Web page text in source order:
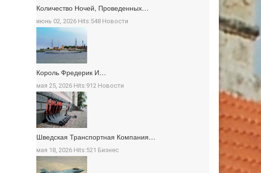
Количество Ночей, Проведенных…
июнь 02, 2026 Hits:548 Новости
Король Фредерик И…
мая 25, 2026 Hits:912 Новости
Шведская Транспортная Компания…
мая 18, 2026 Hits:521 Бизнес